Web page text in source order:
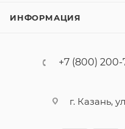
ИНФОРМАЦИЯ
+7 (800) 200-
г. Казань,